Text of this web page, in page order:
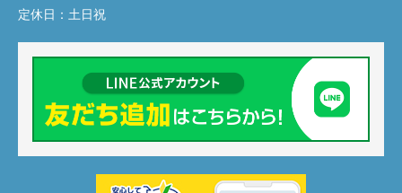
定休日： 土日祝